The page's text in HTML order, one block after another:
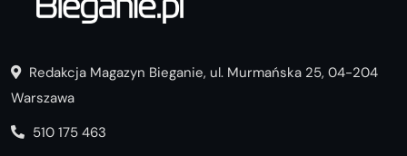
Redakcja Magazyn Bieganie, ul. Murmańska 25, 04-204
Warszawa
510 175 463